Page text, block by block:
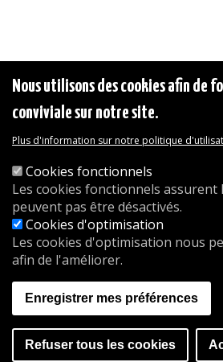
Nous utilisons des cookies afin
conviviale sur notre site.
Plus d'information sur notre politique
Cookies fonctionnels
Les cookies fonctionnels
peuvent pas être désactivés.
Cookies d'optimisation
Les cookies d'optimisation nous
afin de l'améliorer.
Enregistrer mes préférences
Refuser tous les cookies